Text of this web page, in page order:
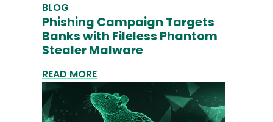
BLOG
Phishing Campaign Targets
Banks with Fileless Phantom
Stealer Malware
READ MORE